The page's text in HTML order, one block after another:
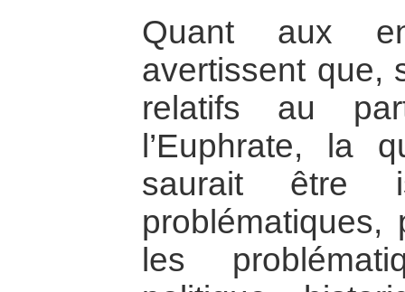
Quant aux
avertissent que,
relatifs au
l’Euphrate, la
saurait être
les